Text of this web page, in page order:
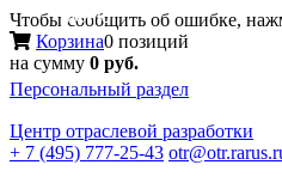
Чтобы сообщить об ошибке,
Корзина0 позиций
на сумму 0 руб.
Персональный раздел
Центр отраслевой разработки
+ 7 (495) 777-25-43
Меню